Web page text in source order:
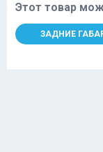
Этот товар
ЗАДНИЕ